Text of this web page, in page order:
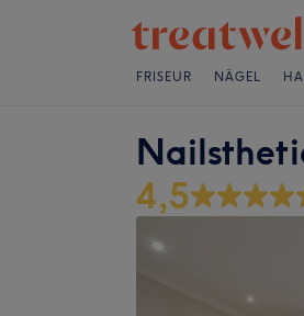
FRISEUR NÄGEL
4,5